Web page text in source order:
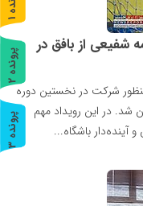
شفیعی از بافق در
۱۶ سال ایران، به منظور شرکت در نخستین دوره
شد. در این رویداد مهم
آینده‌دار باشگاه...
ر
و
ن
د
ه
پ
ر
و
ن
د
ه
2
پ
ر
و
ن
د
ه
3